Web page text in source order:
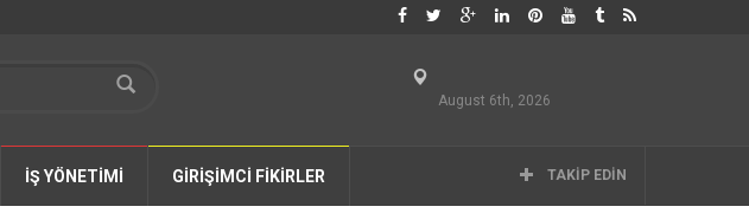
August 6th, 2026
İŞ YÖNETİMİ GİRİŞİMCİ FİKİRLER TAKIP EDIN